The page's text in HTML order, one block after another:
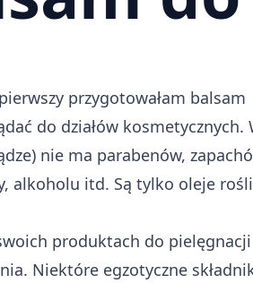
przygotowałam balsam
do działów kosmetycznych.
nie ma parabenów,
alkoholu itd. Są tylko oleje
produktach do
Niektóre egzotyczne